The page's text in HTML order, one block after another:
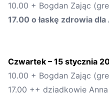
10.00 + Bogdan Zając
17.00 o łaskę zdrowia
Czwartek – 15 stycznia
10.00 + Bogdan Zając
17.00 ++ dziadkowie